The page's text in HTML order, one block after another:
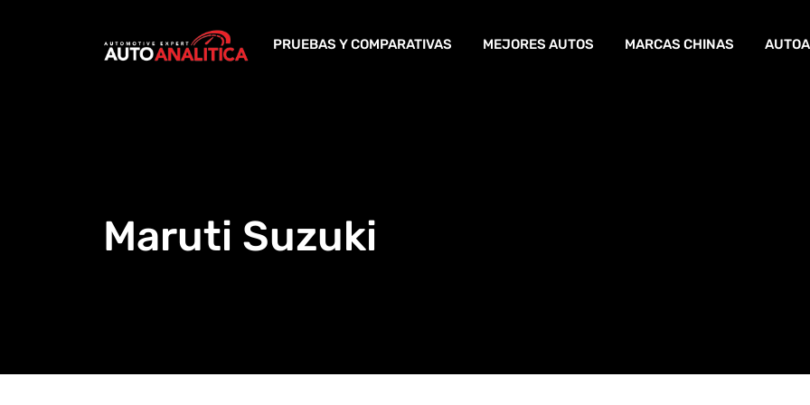
PRUEBAS Y COMPARATIVAS MEJORES AUTOS MARCAS CHINAS
Maruti Suzuki